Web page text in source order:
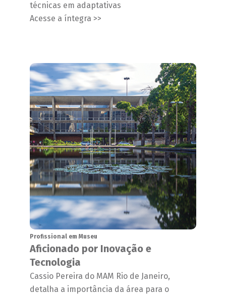
técnicas em adaptativas
Acesse a íntegra >>
Profissional em Museu
Aficionado por Inovação e
Tecnologia
Cassio Pereira do MAM Rio de Janeiro,
detalha a importância da área para o